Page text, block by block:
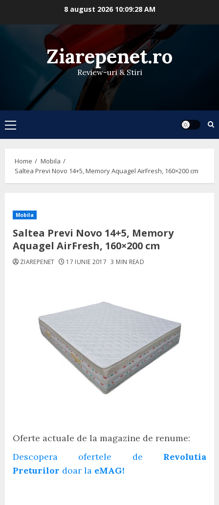
8 august 2026 10:09:29 AM
Ziarepenet.ro
Review-uri & Stiri
Primary
Menu
Home
Mobila
Saltea Previ Novo 14+5, Memory Aquagel AirFresh, 160×200 cm
Mobila
Saltea Previ Novo 14+5, Memory
Aquagel AirFresh, 160×200 cm
ZIAREPENET 17 IUNIE 2017 3 MIN READ
Oferte actuale de la magazine de renume:
Descopera ofertele de Revolutia
Preturilor doar la eMAG!